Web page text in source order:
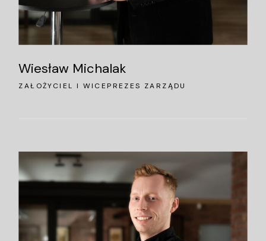
Wiesław Michalak
ZAŁOŻYCIEL I WICEPREZES ZARZĄDU